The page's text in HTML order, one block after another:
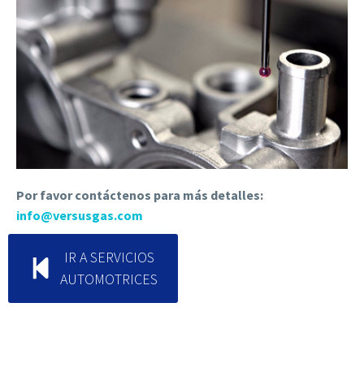
Por favor contáctenos para más detalles:
info@versusgas.com
IR A SERVICIOS
AUTOMOTRICES